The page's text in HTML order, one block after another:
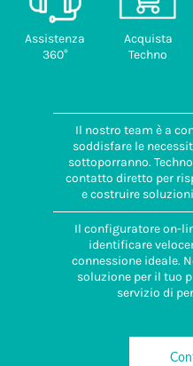
Assistenza
360°
Acquista
Techno
Il nostro team è a
soddisfare le
sottoporranno.
contatto diretto per
e costruire
Il configuratore on-
identificare
connessione ideale.
soluzione per il tuo
servizio di